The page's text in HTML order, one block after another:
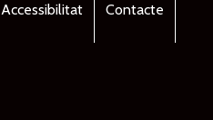
Accessibilitat Contacte